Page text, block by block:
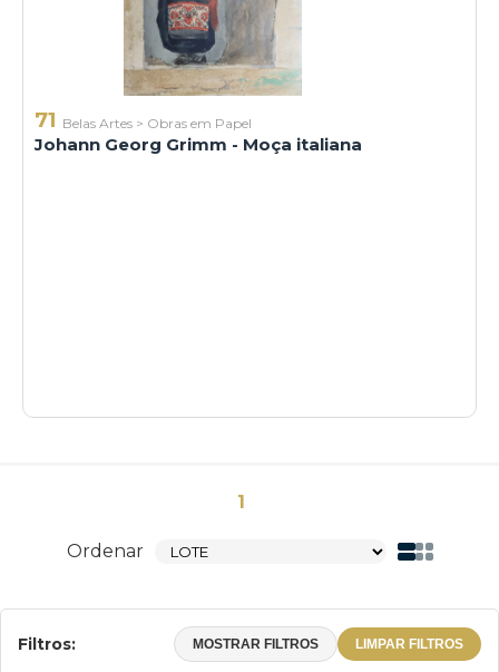
71 Belas Artes > Obras em Papel
Johann Georg Grimm - Moça italiana
1
Ordenar
Filtros: MOSTRAR FILTROS LIMPAR FILTROS